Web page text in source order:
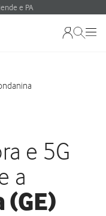
e PA
e 5G
a
(GE)